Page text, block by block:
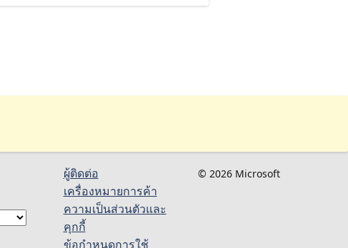
ผู้ติดต่อ
เครื่องหมายการค้า
ความเป็นส่วนตัวและ
คุกกี้
ข้อกำหนดการใช้
© 2026 Microsoft